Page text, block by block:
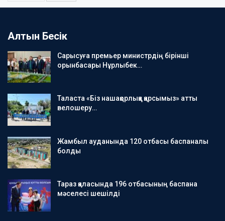
Алтын Бесік
Сарысуға премьер министрдің бірінші
орынбасары Нұрлыбек…
Таласта «Біз нашақорлыққа қарсымыз» атты
велошеру…
Жамбыл ауданында 120 отбасы баспаналы
болды
Тараз қаласында 196 отбасының баспана
мәселесі шешілді